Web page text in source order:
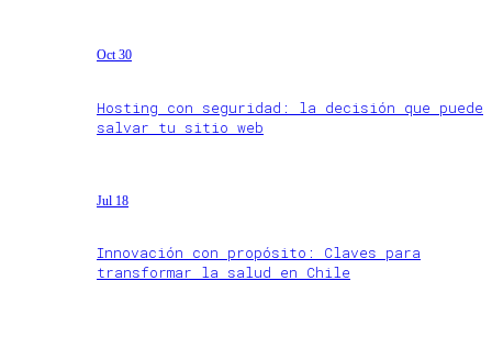
Oct 30
Hosting con seguridad: la decisión que puede
salvar tu sitio web
Jul 18
Innovación con propósito: Claves para
transformar la salud en Chile